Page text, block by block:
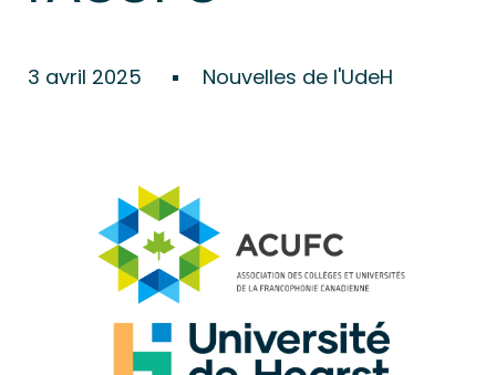
3 avril 2025 Nouvelles de l'UdeH